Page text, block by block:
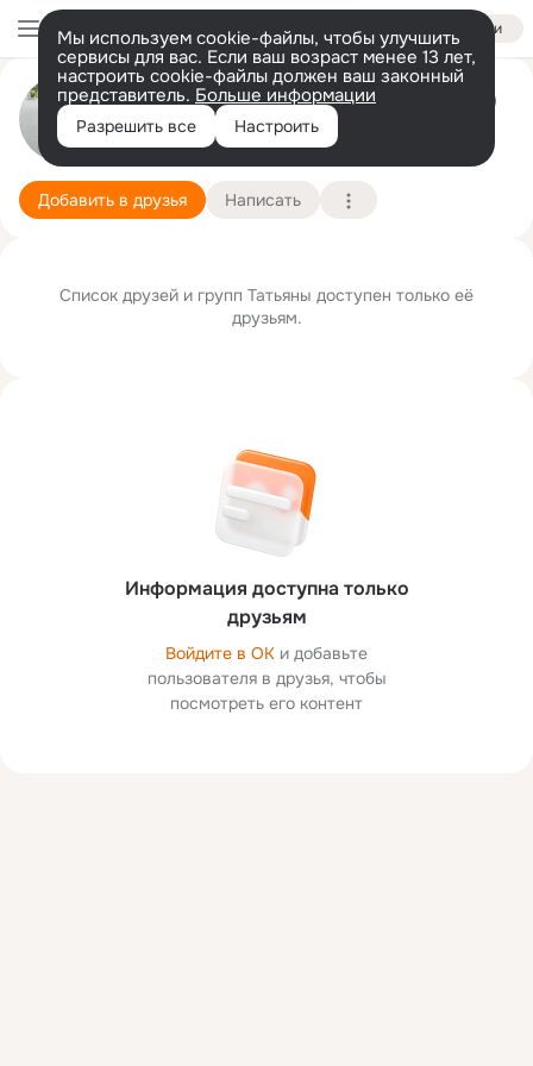
Войти
Мы используем cookie-файлы, чтобы улучшить
сервисы для вас. Если ваш возраст менее 13 лет,
настроить cookie-файлы должен ваш законный
представитель. Больше информации
Разрешить все Настроить
Татьяна Мешалкина (Смирнова)
10 сентября (69 лет) Подробнее
Добавить в друзья Написать
Информация доступна только
друзьям
Войдите в ОК и добавьте
пользователя в друзья, чтобы
посмотреть его контент
Список друзей и групп Татьяны доступен только её
друзьям.